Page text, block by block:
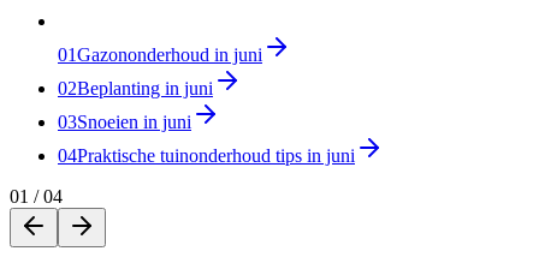
01Gazononderhoud in juni
02Beplanting in juni
03Snoeien in juni
04Praktische tuinonderhoud tips in juni
01 / 04